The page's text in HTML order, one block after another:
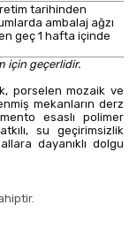
tarihinden
ambalaj ağzı
geç 1 hafta içinde
için geçerlidir.
porselen mozaik ve
mekanların derz
esaslı polimer
su geçirimsizlik
dayanıklı dolgu